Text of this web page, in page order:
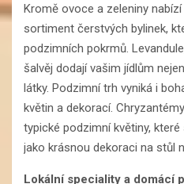
Kromě ovoce a zeleniny
sortiment čerstvých bylinek,
podzimních pokrmů.
šalvěj dodají vašim jídlům
látky. Podzimní trh vyniká i
květin a dekorací.
typické podzimní květiny,
jako krásnou dekoraci na stůl
Lokální speciality a domácí